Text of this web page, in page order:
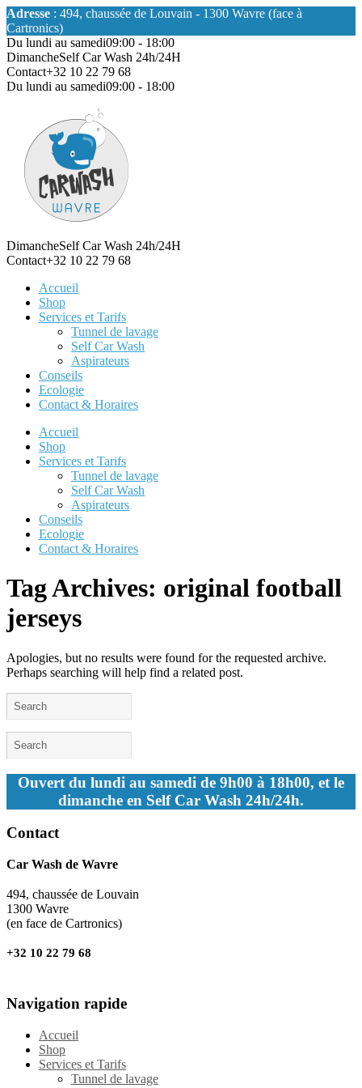
Adresse : 494, chaussée de Louvain - 1300 Wavre (face à
Cartronics)
Du lundi au samedi09:00 - 18:00
DimancheSelf Car Wash 24h/24H
Contact+32 10 22 79 68
Du lundi au samedi09:00 - 18:00
DimancheSelf Car Wash 24h/24H
Contact+32 10 22 79 68
Accueil
Shop
Services et Tarifs
Tunnel de lavage
Self Car Wash
Aspirateurs
Conseils
Ecologie
Contact & Horaires
Accueil
Shop
Services et Tarifs
Tunnel de lavage
Self Car Wash
Aspirateurs
Conseils
Ecologie
Contact & Horaires
Tag Archives: original football
jerseys
Apologies, but no results were found for the requested archive.
Perhaps searching will help find a related post.
Ouvert du lundi au samedi de 9h00 à 18h00, et le
dimanche en Self Car Wash 24h/24h.
Contact
Car Wash de Wavre
494, chaussée de Louvain
1300 Wavre
(en face de Cartronics)
+32 10 22 79 68
Navigation rapide
Accueil
Shop
Services et Tarifs
Tunnel de lavage